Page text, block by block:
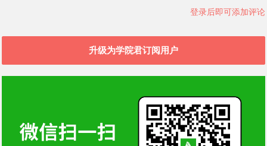
登录后即可添加评论
升级为学院君订阅用户